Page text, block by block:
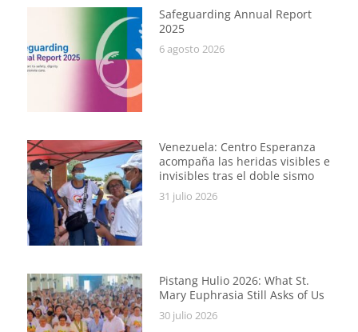
Safeguarding Annual Report
2025
6 agosto 2026
Venezuela: Centro Esperanza
acompaña las heridas visibles e
invisibles tras el doble sismo
31 julio 2026
Pistang Hulio 2026: What St.
Mary Euphrasia Still Asks of Us
30 julio 2026